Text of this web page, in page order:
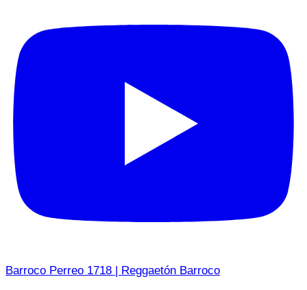
Barroco Perreo 1718 | Reggaetón Barroco